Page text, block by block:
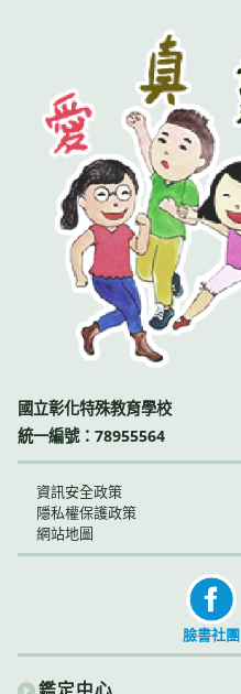
國立彰化特殊教育學校
統一編號：78955564
資訊安全政策
隱私權保護政策
網站地圖
臉書社團